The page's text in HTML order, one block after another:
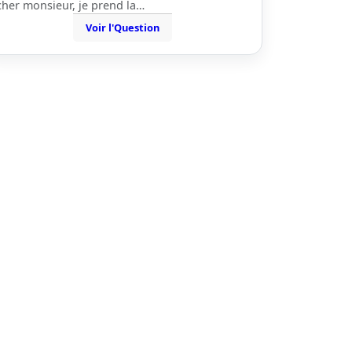
monsieur, je prend la…
Voir l'Question